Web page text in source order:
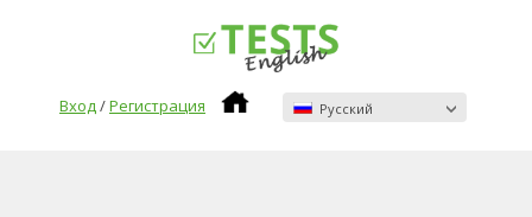
Вход/Регистрация Pусский